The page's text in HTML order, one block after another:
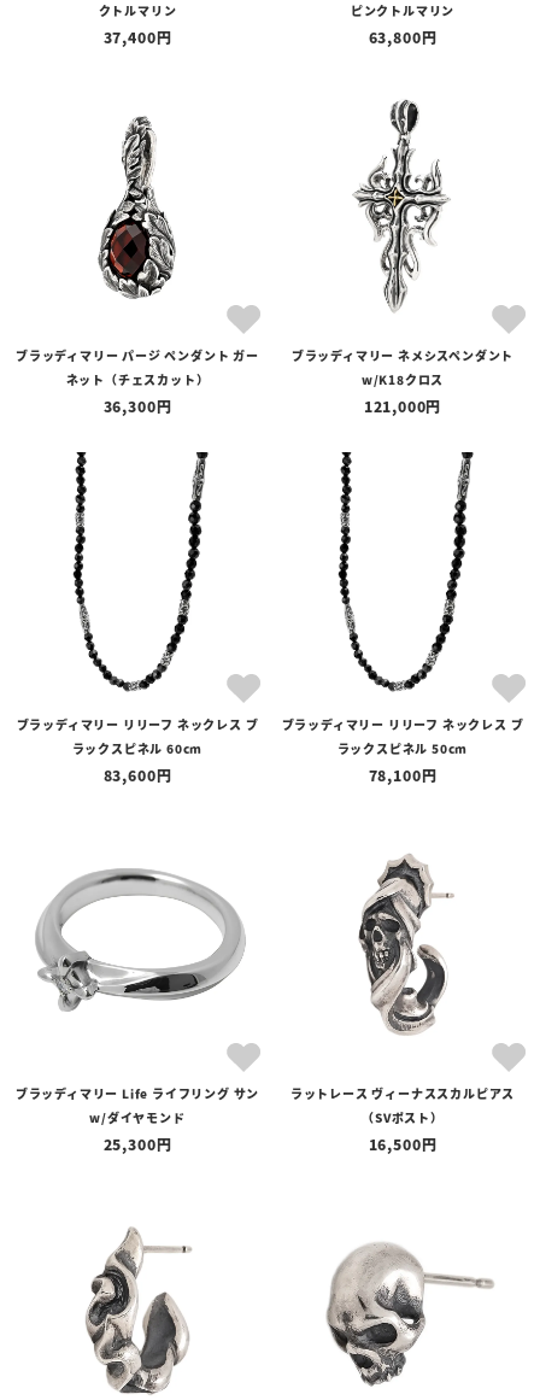
クトルマリン
37,400
ピンクトルマリン
63,800
ブラッディマリー パージ ペンダント ガー
ネット（チェスカット）
36,300
ブラッディマリー ネメシスペンダント
w/K18クロス
121,000
ブラッディマリー リリーフ ネックレス ブ
ラックスピネル 60cm
83,600
ブラッディマリー リリーフ ネックレス ブ
ラックスピネル 50cm
78,100
ブラッディマリー Life ライフリング サン
w/ダイヤモンド
25,300
ラットレース ヴィーナススカルピアス
（SVポスト）
16,500